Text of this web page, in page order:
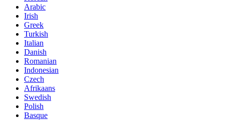
Arabic
Irish
Greek
Turkish
Italian
Danish
Romanian
Indonesian
Czech
Afrikaans
Swedish
Polish
Basque